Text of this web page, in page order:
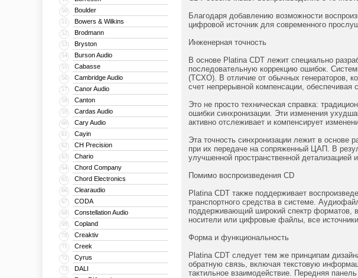
50 Boulder
51 Bowers & Wilkins
52 Brodmann
53 Bryston
54 Burson Audio
55 Cabasse
56 Cambridge Audio
57 Canor Audio
58 Canton
59 Cardas Audio
60 Cary Audio
61 Cayin
62 CH Precision
63 Chario
64 Chord Company
65 Chord Electronics
66 Clearaudio
67 CODA
68 Constellation Audio
69 Copland
70 Creaktiv
71 Creek
72 Cyrus
73 DALI
Благодаря добавлению возможности
цифровой источник для современного
Инженерная точность
В основе Platina CDT лежит специально
последовательную коррекцию ошибок.
(TCXO). В отличие от обычных генераторов,
счет непрерывной компенсации,
Это не просто техническая справка:
ошибки синхронизации. Эти изменения
активно отслеживает и компенсирует
Эта точность синхронизации лежит в основе
при их передаче на сопряженный ЦАП. В
улучшенной пространственной
Помимо воспроизведения CD
Platina CDT также поддерживает
транспортного средства в системе.
поддерживающий широкий спектр форматов,
носители или цифровые файлы, все
Форма и функциональность
Platina CDT следует тем же принципам
обратную связь, включая текстовую
тактильное взаимодействие. Передняя